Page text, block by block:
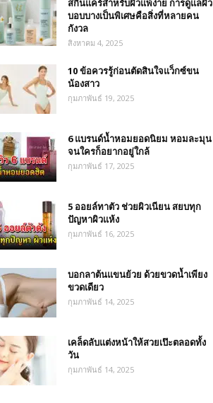
สกินแคร์สำหรับผิวแพ้ง่าย การดูแลผิว
บอบบางเป็นพิเศษคือสิ่งที่หลายคน
กังวล
สิงหาคม 4, 2025
10 ข้อควรรู้ก่อนตัดสินใจแว็กซ์ขน
น้องสาว
กุมภาพันธ์ 19, 2025
6 แบรนด์น้ำหอมยอดนิยม หอมละมุน
จนใครก็อยากอยู่ใกล้
กุมภาพันธ์ 17, 2025
5 ออยล์ทาตัว ช่วยผิวเนียน สยบทุก
ปัญหาผิวแห้ง
กุมภาพันธ์ 16, 2025
บอกลาต้นแขนย้วย ด้วยขวดน้ำเพียง
ขวดเดียว
กุมภาพันธ์ 14, 2025
เคล็ดลับแต่งหน้าให้สวยเป๊ะตลอดทั้ง
วัน
กุมภาพันธ์ 14, 2025